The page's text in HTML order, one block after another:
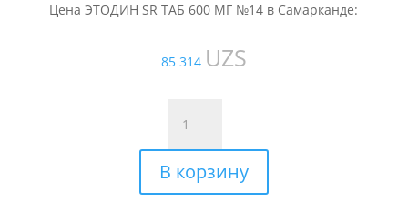
Цена ЭТОДИН SR ТАБ 600 МГ №14 в Самарканде:
85 314 UZS
товара
ЭТОДИН
SR
ТАБ
В корзину